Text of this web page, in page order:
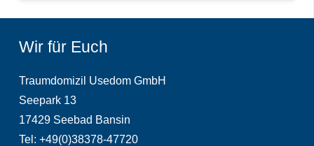
Wir für Euch
Traumdomizil Usedom GmbH
Seepark 13
17429 Seebad Bansin
Tel: +49(0)38378-47720